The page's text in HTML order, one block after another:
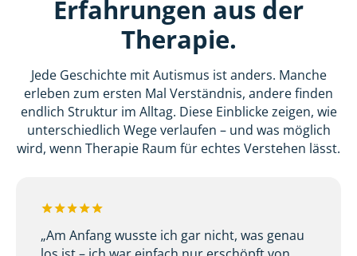
Erfahrungen aus der
Therapie.
Jede Geschichte mit Autismus ist anders. Manche
erleben zum ersten Mal Verständnis, andere finden
endlich Struktur im Alltag. Diese Einblicke zeigen, wie
unterschiedlich Wege verlaufen – und was möglich
wird, wenn Therapie Raum für echtes Verstehen lässt.
„Am Anfang wusste ich gar nicht, was genau